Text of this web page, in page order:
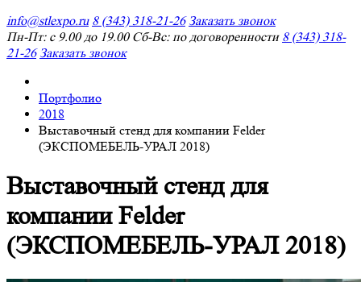
info@stlexpo.ru 8 (343) 318-21-26 Заказать звонок
Пн-Пт: с 9.00 до 19.00 Сб-Вс: по договоренности 8 (343) 318-
21-26 Заказать звонок
Портфолио
2018
Выставочный стенд для компании Felder
(ЭКСПОМЕБЕЛЬ-УРАЛ 2018)
Выставочный стенд для
компании Felder
(ЭКСПОМЕБЕЛЬ-УРАЛ 2018)